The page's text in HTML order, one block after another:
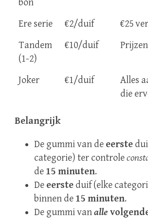
bon
Ere serie
€2/duif
€25
Tandem
(1-2)
€10/duif
Joker €1/duif
Alles
die
Belangrijk
De gummi van de eerste
categorie) ter controle
de 15 minuten.
De eerste duif (elke
binnen de 15 minuten.
De gummi vanalle